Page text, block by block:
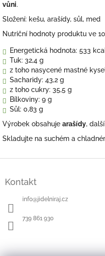
vůni.
Složení: kešu, arašídy, sůl, med
Nutriční hodnoty produktu ve
Energetická hodnota: 533
Tuk: 32,4 g
z toho nasycené mastné
Sacharidy: 43,2 g
z toho cukry: 35,5 g
Bílkoviny: 9 g
Sůl: 0,83 g
Výrobek obsahuje arašídy, další
Skladujte na suchém a
Kontakt
info@jidelniraj.cz
739 861 930